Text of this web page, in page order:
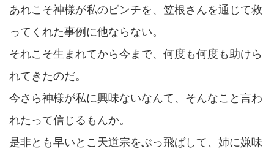
あれこそ神様が私のピンチを、笠根さんを通じて救
ってくれた事例に他ならない。
それこそ生まれてから今まで、何度も何度も助けら
れてきたのだ。
今さら神様が私に興味ないなんて、そんなこと言わ
れたって信じるもんか。
是非とも早いとこ天道宗をぶっ飛ばして、姉に嫌味